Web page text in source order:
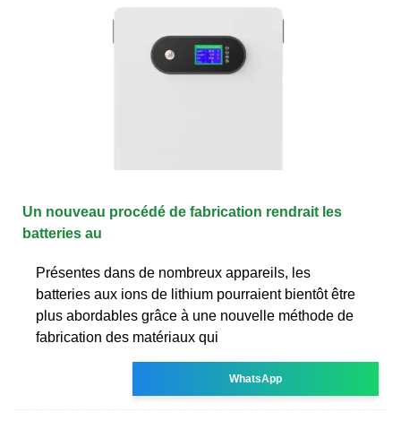
Un nouveau procédé de fabrication rendrait les
batteries au
Présentes dans de nombreux appareils, les
batteries aux ions de lithium pourraient bientôt être
plus abordables grâce à une nouvelle méthode de
fabrication des matériaux qui
WhatsApp